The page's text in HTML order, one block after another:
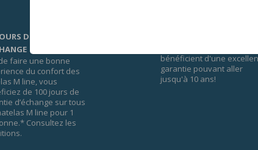
DE GARANTIE
faire une bonne
du confort des
M line, vous
de 100 jours de
d’échange sur tous
M line pour 1
Consultez les
bénéficient d'une
garantie pouvant aller
jusqu'à 10 ans!